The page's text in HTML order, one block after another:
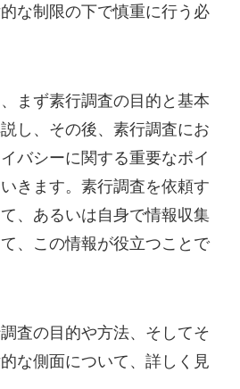
な制限の下で慎重に行う必
まず素行調査の目的と基本
し、その後、素行調査にお
バシーに関する重要なポイ
きます。素行調査を依頼す
、あるいは自身で情報収集
、この情報が役立つことで
査の目的や方法、そしてそ
な側面について、詳しく見